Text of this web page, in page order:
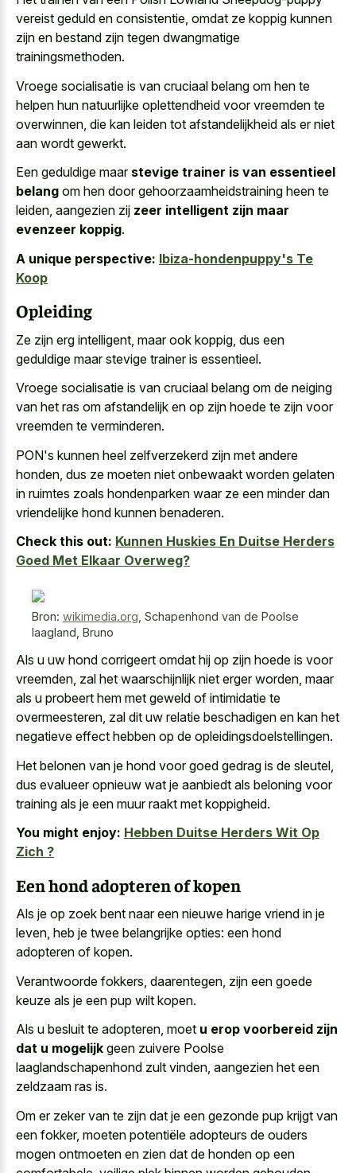
vereist geduld en consistentie, omdat ze koppig kunnen
zijn en bestand zijn tegen dwangmatige
trainingsmethoden.
Vroege socialisatie is van cruciaal belang om hen te
helpen hun natuurlijke oplettendheid voor vreemden te
overwinnen, die kan leiden tot afstandelijkheid als er niet
aan wordt gewerkt.
Een geduldige maar stevige trainer is van essentieel
belang om hen door gehoorzaamheidstraining heen te
leiden, aangezien zij zeer intelligent zijn maar
evenzeer koppig.
A unique perspective: Ibiza-hondenpuppy's Te
Koop
Opleiding
Ze zijn erg intelligent, maar ook koppig, dus een
geduldige maar stevige trainer is essentieel.
Vroege socialisatie is van cruciaal belang om de neiging
van het ras om afstandelijk en op zijn hoede te zijn voor
vreemden te verminderen.
PON's kunnen heel zelfverzekerd zijn met andere
honden, dus ze moeten niet onbewaakt worden gelaten
in ruimtes zoals hondenparken waar ze een minder dan
vriendelijke hond kunnen benaderen.
Check this out: Kunnen Huskies En Duitse Herders
Goed Met Elkaar Overweg?
Bron: wikimedia.org Schapenhond van de Poolse
laagland, Bruno
Als u uw hond corrigeert omdat hij op zijn hoede is voor
vreemden, zal het waarschijnlijk niet erger worden, maar
als u probeert hem met geweld of intimidatie te
overmeesteren, zal dit uw relatie beschadigen en kan het
negatieve effect hebben op de opleidingsdoelstellingen.
Het belonen van je hond voor goed gedrag is de sleutel,
dus evalueer opnieuw wat je aanbiedt als beloning voor
training als je een muur raakt met koppigheid.
You might enjoy: Hebben Duitse Herders Wit Op
Zich ?
Een hond adopteren of kopen
Als je op zoek bent naar een nieuwe harige vriend in je
leven, heb je twee belangrijke opties: een hond
adopteren of kopen.
Verantwoorde fokkers, daarentegen, zijn een goede
keuze als je een pup wilt kopen.
Als u besluit te adopteren, moet u erop voorbereid zijn
dat u mogelijk geen zuivere Poolse
laaglandschapenhond zult vinden, aangezien het een
zeldzaam ras is.
Om er zeker van te zijn dat je een gezonde pup krijgt van
een fokker, moeten potentiële adopteurs de ouders
mogen ontmoeten en zien dat de honden op een